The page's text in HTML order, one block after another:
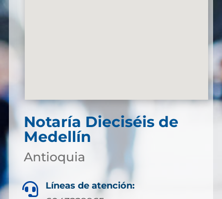
Notaría Dieciséis de
Medellín
Antioquia
 Líneas de atención: